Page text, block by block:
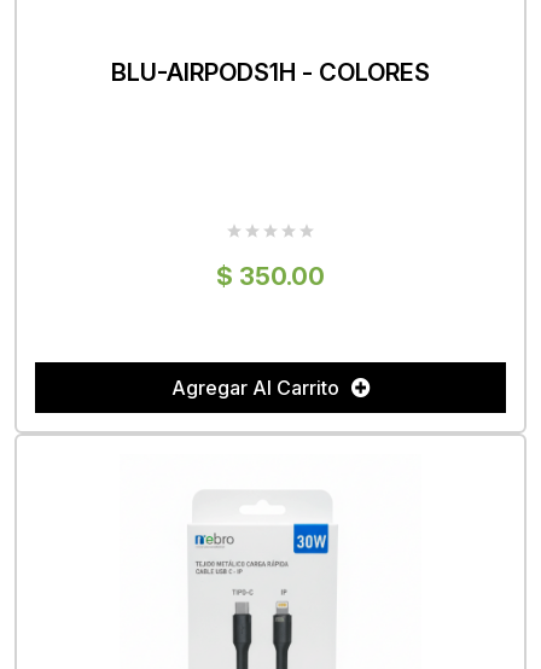
BLU-AIRPODS1H - COLORES
$ 350.00
Agregar Al Carrito